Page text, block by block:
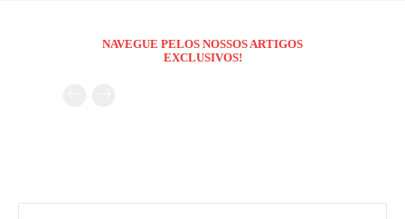
NAVEGUE PELOS NOSSOS ARTIGOS
EXCLUSIVOS!